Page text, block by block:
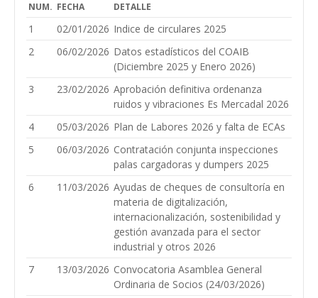
NUM. FECHA DETALLE
1 02/01/2026 Indice de circulares 2025
2
06/02/2026 Datos estadísticos del COAIB
(Diciembre 2025 y Enero 2026)
3
23/02/2026 Aprobación definitiva ordenanza
ruidos y vibraciones Es Mercadal 2026
4
05/03/2026 Plan de Labores 2026 y falta de ECAs
5
06/03/2026 Contratación conjunta inspecciones
palas cargadoras y dumpers 2025
6
11/03/2026 Ayudas de cheques de consultoría en
materia de digitalización,
internacionalización, sostenibilidad y
gestión avanzada para el sector
industrial y otros 2026
7
13/03/2026 Convocatoria Asamblea General
Ordinaria de Socios (24/03/2026)